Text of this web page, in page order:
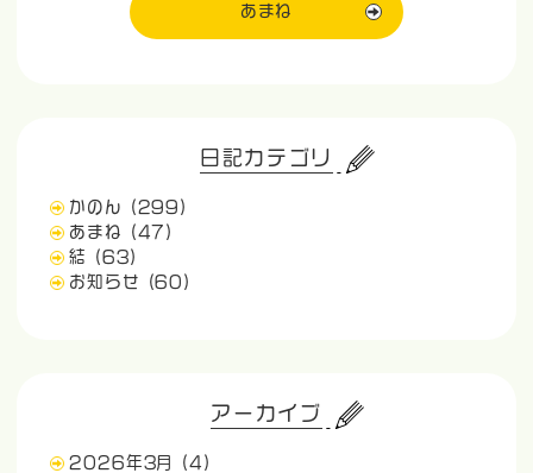
あまね
日記カテゴリ
かのん
(299)
あまね
(47)
結
(63)
お知らせ
(60)
アーカイブ
2026年3月
(4)